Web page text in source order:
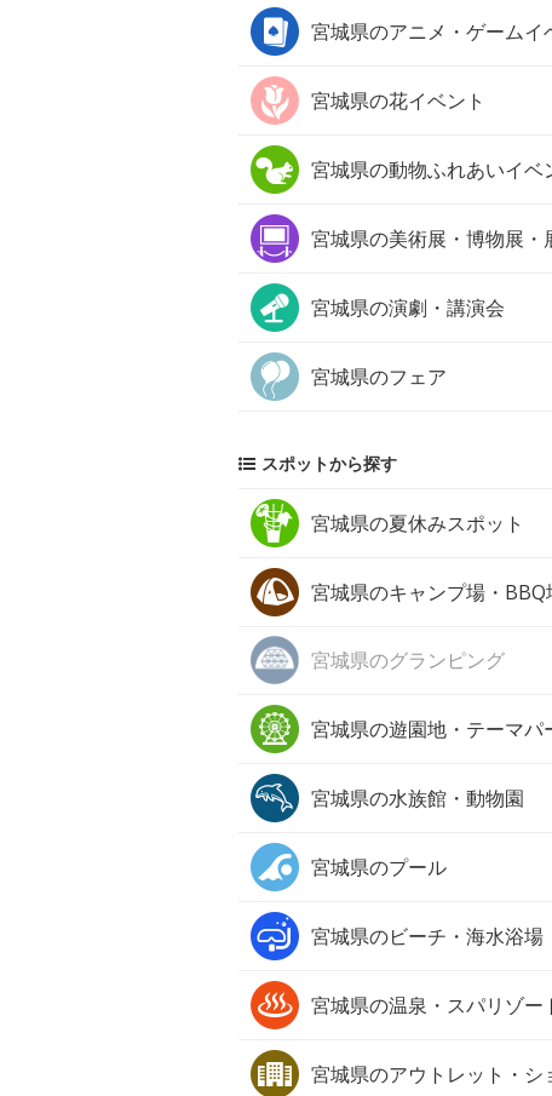
宮城県のアニメ・ゲームイ
宮城県の花イベント
宮城県の動物ふれあいイベ
宮城県の美術展・博物展・
宮城県の演劇・講演会
宮城県のフェア
スポットから探す
宮城県の夏休みスポット
宮城県のキャンプ場・BBQ
宮城県のグランピング
宮城県の遊園地・テーマパ
宮城県の水族館・動物園
宮城県のプール
宮城県のビーチ・海水浴場
宮城県の温泉・スパリゾー
宮城県のアウトレット・